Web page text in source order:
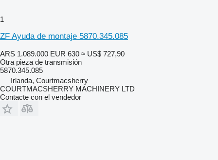
1
ZF Ayuda de montaje 5870.345.085
ARS 1.089.000 EUR 630 ≈ US$ 727,90
Otra pieza de transmisión
5870.345.085
Irlanda, Courtmacsherry
COURTMACSHERRY MACHINERY LTD
Contacte con el vendedor